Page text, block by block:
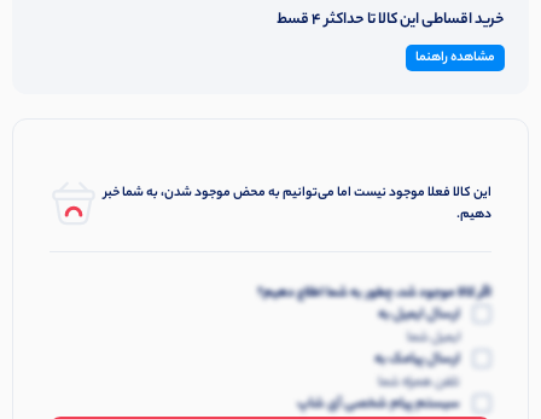
خرید اقساطی این کالا تا حداکثر 4 قسط
مشاهده راهنما
این کالا فعلا موجود نیست اما می‌توانیم به محض موجود شدن، به شما خبر
دهیم.
اگر کالا موجود شد، چطور به شما اطلاع دهیم؟
ارسال ایمیل به
ایمیل شما
ارسال پیامک به
تلفن همراه شما
سیستم پیام شخصی آی شاپ